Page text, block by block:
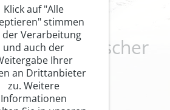
Fornigletscher
und
Klick auf "Alle
stimmen
der Verarbeitung
und auch der
Ihrer
an Drittanbieter
zu. Weitere
Informationen